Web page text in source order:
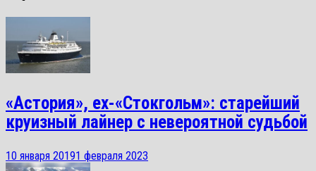
«Астория», ex-«Стокгольм»: старейший
круизный лайнер с невероятной судьбой
10 января 20191 февраля 2023